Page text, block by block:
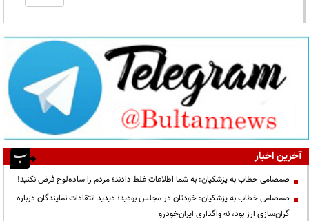
آخرین اخبار
صمصامی خطاب به پزشکیان: به شما اطلاعات غلط دادند؛ مردم را ساده‌لوح فرض نکنید!
صمصامی خطاب به پزشکیان: خودتان در مجلس بودید؛ دیدید انتقادات نمایندگان درباره
گران‌سازی ارز بود، نه واگذاری ایران‌خودرو